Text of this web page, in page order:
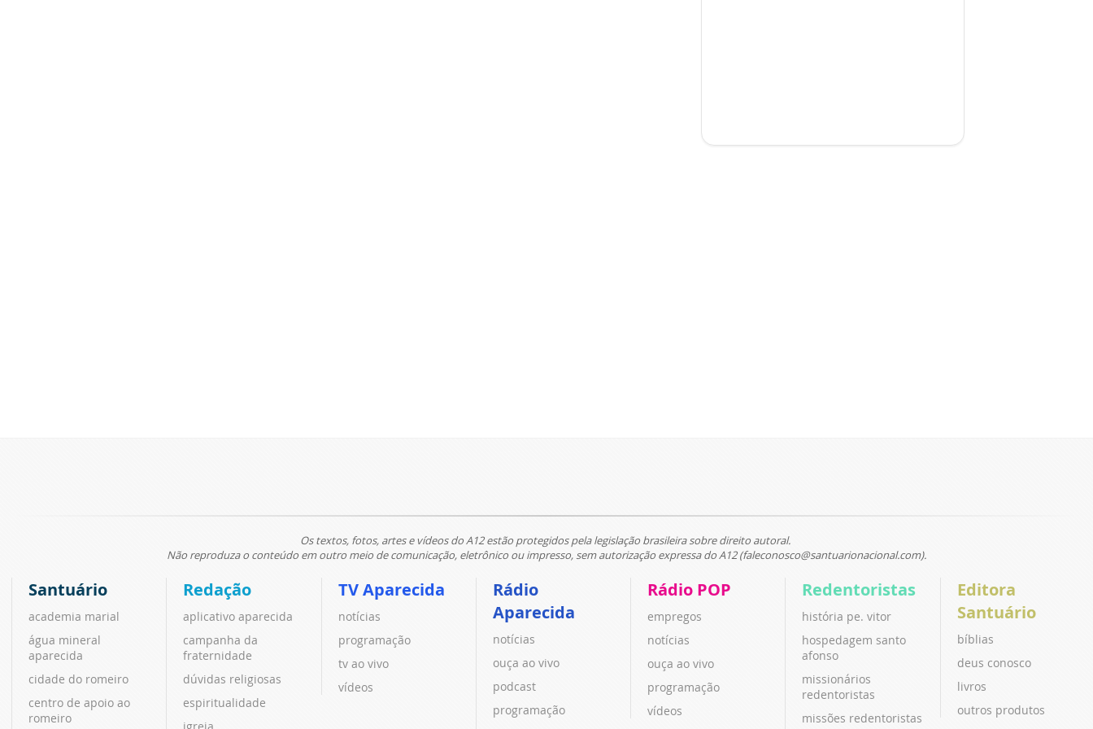
Os textos, fotos, artes e vídeos do A12 estão protegidos pela legislação brasileira sobre direito autoral.
Não reproduza o conteúdo em outro meio de comunicação, eletrônico ou impresso, sem autorização expressa do A12 (faleconosco@santuarionacional.com).
Santuário
academia marial
água mineral
aparecida
cidade do romeiro
centro de apoio ao
romeiro
Redação
aplicativo aparecida
campanha da
fraternidade
dúvidas religiosas
espiritualidade
igreja
TV Aparecida
notícias
programação
tv ao vivo
vídeos
Rádio
Aparecida
notícias
ouça ao vivo
podcast
programação
Rádio POP
empregos
notícias
ouça ao vivo
programação
vídeos
Redentoristas
história pe. vitor
hospedagem santo
afonso
missionários
redentoristas
missões redentoristas
Editora
Santuário
bíblias
deus conosco
livros
outros produtos